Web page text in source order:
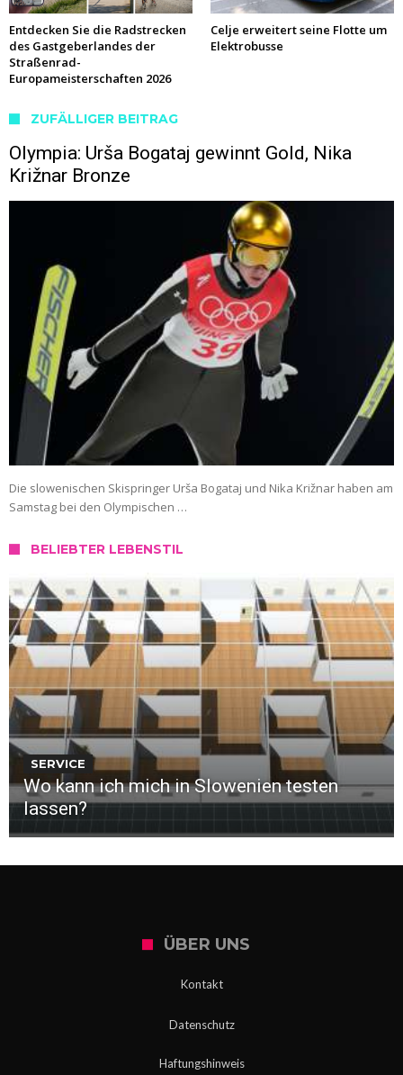
Entdecken Sie die Radstrecken
des Gastgeberlandes der
Straßenrad-
Europameisterschaften 2026
Celje erweitert seine Flotte um
Elektrobusse
ZUFÄLLIGER BEITRAG
Olympia: Urša Bogataj gewinnt Gold, Nika
Križnar Bronze
Die slowenischen Skispringer Urša Bogataj und Nika Križnar haben am
Samstag bei den Olympischen …
BELIEBTER LEBENSTIL
SERVICE
Wo kann ich mich in Slowenien testen
lassen?
ÜBER UNS
Kontakt
Datenschutz
Haftungshinweis